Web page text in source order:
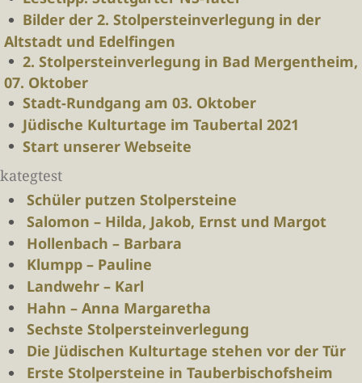
Bilder der 2. Stolpersteinverlegung in der
Altstadt und Edelfingen
2. Stolpersteinverlegung in Bad Mergentheim,
07. Oktober
Stadt-Rundgang am 03. Oktober
Jüdische Kulturtage im Taubertal 2021
Start unserer Webseite
kategtest
Schüler putzen Stolpersteine
Salomon – Hilda, Jakob, Ernst und Margot
Hollenbach – Barbara
Klumpp – Pauline
Landwehr – Karl
Hahn – Anna Margaretha
Sechste Stolpersteinverlegung
Die Jüdischen Kulturtage stehen vor der Tür
Erste Stolpersteine in Tauberbischofsheim